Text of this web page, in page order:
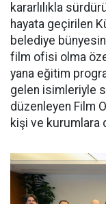
kararlılıkla
hayata geçirilen
belediye
film ofisi olma
yana eğitim
gelen isimleriyle
düzenleyen Film
kişi ve kurumlara